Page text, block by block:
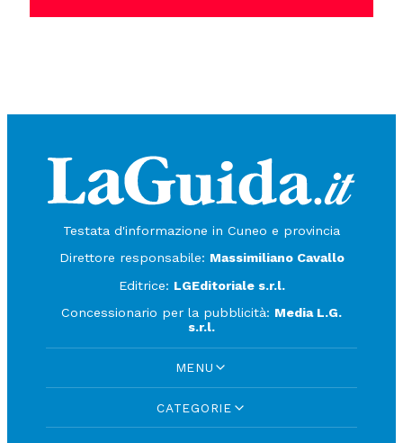
Testata d'informazione in Cuneo e provincia
Direttore responsabile: Massimiliano Cavallo
Editrice: LGEditoriale s.r.l.
Concessionario per la pubblicità: Media L.G.
s.r.l.
MENU
CATEGORIE